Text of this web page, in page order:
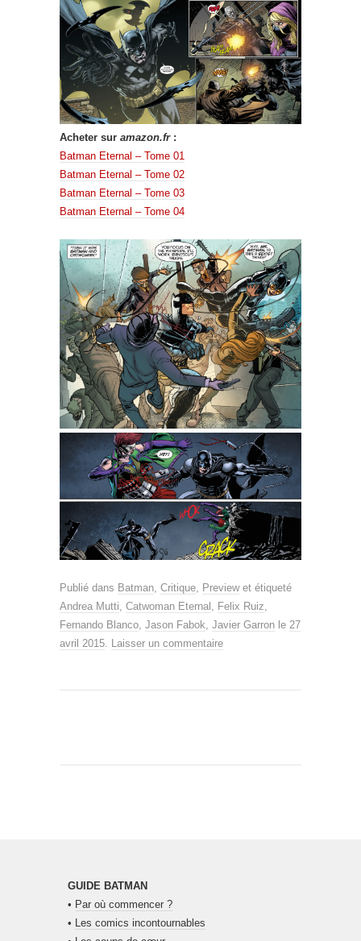
Acheter sur amazon.fr:
Batman Eternal – Tome 01
Batman Eternal – Tome 02
Batman Eternal – Tome 03
Batman Eternal – Tome 04
Publié dans Batman Critique Previewet étiqueté
Andrea Mutti Catwoman Eternal Felix Ruiz
Fernando Blanco Jason Fabok Javier Garron le 27
avril 2015
Laisser un commentaire
GUIDE BATMAN
• Par où commencer ?
•
Les comics incontournables